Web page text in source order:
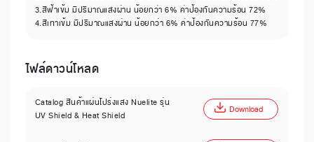
3.สีฟ้าเข้ม มีปริมาณแสงผ่าน น้อยกว่า 6% ค่าป้องกันความร้อน 72%
4.สีเทาเข้ม มีปริมาณแสงผ่าน น้อยกว่า 6% ค่าป้องกันความร้อน 77%
ไฟล์ดาวน์โหลด
Catalog สินค้าแผ่นโปร่งแสง Nuelite รุ่น
UV Shield & Heat Shield
Download